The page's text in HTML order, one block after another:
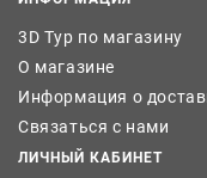
3D Тур по магазину
О магазине
Информация о
Связаться с нами
ЛИЧНЫЙ КАБИНЕТ